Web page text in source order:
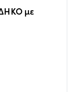
με